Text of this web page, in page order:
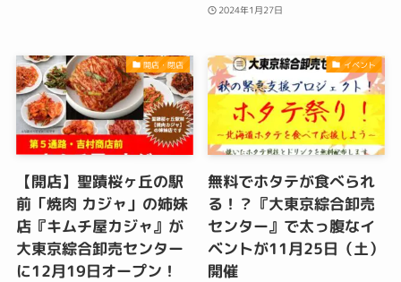
2024年1月27日
開店・閉店
【開店】聖蹟桜ヶ丘の駅
前「焼肉 カジャ」の姉妹
店『キムチ屋カジャ』が
大東京綜合卸売センター
に12月19日オープン！
イベント
無料でホタテが食べられ
る！？『大東京綜合卸売
センター』で太っ腹なイ
ベントが11月25日（土）
開催